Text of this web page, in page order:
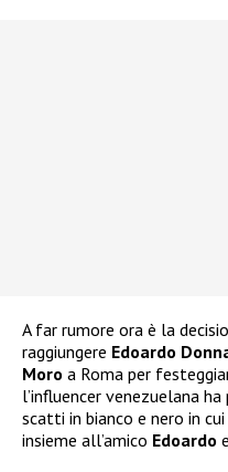
A far rumore ora è la
raggiungere Edoardo
Moro a Roma per
l’influencer venezuelana
scatti in bianco e nero in
insieme all’amico Edoardo